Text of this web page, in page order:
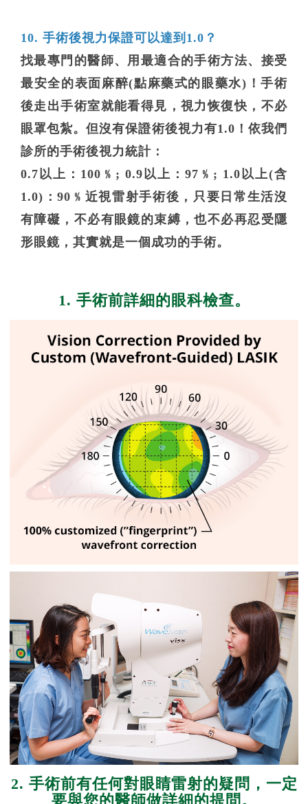
10. 手術後視力保證可以達到1.0？
找最專門的醫師、用最適合的手術方法、接受
最安全的表面麻醉(點麻藥式的眼藥水)！手術
後走出手術室就能看得見，視力恢復快，不必
眼罩包紮。但沒有保證術後視力有1.0！依我們
診所的手術後視力統計：
0.7以上：100﹪; 0.9以上：97﹪; 1.0以上(含
1.0)：90﹪近視雷射手術後，只要日常生活沒
有障礙，不必有眼鏡的束縛，也不必再忍受隱
形眼鏡，其實就是一個成功的手術。
1. 手術前詳細的眼科檢查。
2. 手術前有任何對眼睛雷射的疑問，一定
要與您的醫師做詳細的提問。